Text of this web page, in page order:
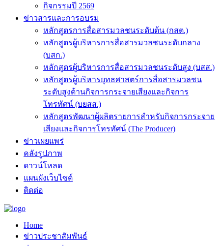
กิจกรรมปี 2569
ข่าวสารและการอบรม
หลักสูตรการสื่อสารมวลชนระดับต้น (กสต.)
หลักสูตรผู้บริหารการสื่อสารมวลชนระดับกลาง
(บสก.)
หลักสูตรผู้บริหารการสื่อสารมวลชนระดับสูง (บสส.)
หลักสูตรผู้บริหารยุทธศาสตร์การสื่อสารมวลชน
ระดับสูงด้านกิจการกระจายเสียงและกิจการ
โทรทัศน์ (บยสส.)
หลักสูตรพัฒนาผู้ผลิตรายการสำหรับกิจการกระจาย
เสียงและกิจการโทรทัศน์ (The Producer)
ข่าวเผยแพร่
คลังรูปภาพ
ดาวน์โหลด
แผนผังเว็บไซต์
ติดต่อ
Home
ข่าวประชาสัมพันธ์